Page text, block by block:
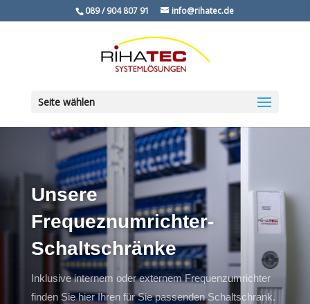
089 / 904 807 91 info@rihatec.de
Seite wählen
Unsere
Frequeznumrichter-
Schaltschränke
Inklusive internem oder externem Frequenzumrichter
finden Sie hier Ihren für Sie passenden Schaltschrank.